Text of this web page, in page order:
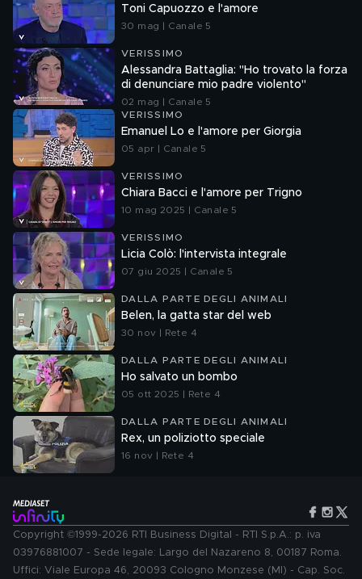
Toni Capuozzo e l'amore
30 mag | Canale 5
VERISSIMO
Alessandra Battaglia: "Ho trovato la forza
di denunciare mio padre violento"
02 mag | Canale 5
VERISSIMO
Emanuel Lo e l'amore per Giorgia
05 apr | Canale 5
VERISSIMO
Chiara Bacci e l'amore per Trigno
10 mag 2025 | Canale 5
VERISSIMO
Licia Colò: l'intervista integrale
07 giu 2025 | Canale 5
DALLA PARTE DEGLI ANIMALI
Belen, la gatta star del web
30 nov | Rete 4
DALLA PARTE DEGLI ANIMALI
Ho salvato un bombo
05 ott 2025 | Rete 4
DALLA PARTE DEGLI ANIMALI
Rex, un poliziotto speciale
16 nov | Rete 4
Copyright ©1999-2026 RTI Business Digital - RTI S.p.A.: p. iva
03976881007 - Sede legale: Largo del Nazareno 8, 00187 Roma.
Uffici: Viale Europa 46, 20093 Cologno Monzese (MI) - Cap. Soc.